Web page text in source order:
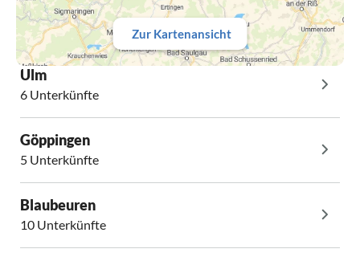
Zur Kartenansicht
Ulm
6 Unterkünfte
Göppingen
5 Unterkünfte
Blaubeuren
10 Unterkünfte